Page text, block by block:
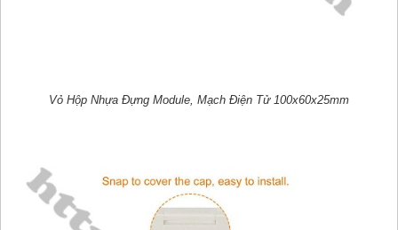
Vỏ Hộp Nhựa Đựng Module, Mạch Điện Tử 100x60x25mm